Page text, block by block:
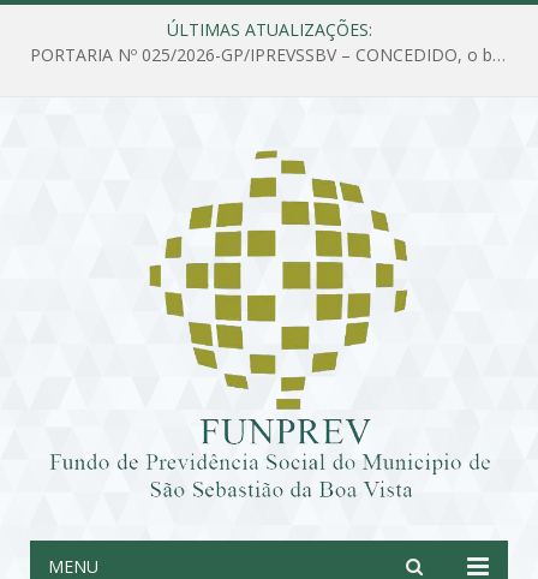
ÚLTIMAS ATUALIZAÇÕES:
PORTARIA Nº 025/2026-GP/IPREVSSBV – CONCEDIDO, o benefício de PENSÃO a MARIA ESTELA DOS SANTOS SOUZA
MENU